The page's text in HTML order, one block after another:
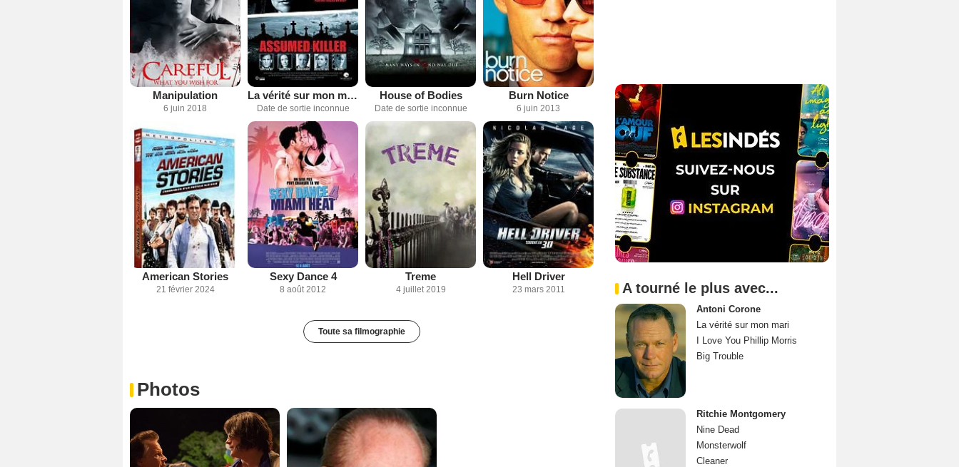
Manipulation
6 juin 2018
La vérité sur mon mari
Date de sortie inconnue
House of Bodies
Date de sortie inconnue
Burn Notice
6 juin 2013
American Stories
21 février 2024
Sexy Dance 4
8 août 2012
Treme
4 juillet 2019
Hell Driver
23 mars 2011
Toute sa filmographie
Photos
A tourné le plus avec...
Antoni Corone
La vérité sur mon mari
I Love You Phillip Morris
Big Trouble
Ritchie Montgomery
Nine Dead
Monsterwolf
Cleaner